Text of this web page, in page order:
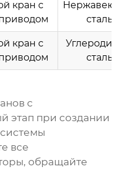
кран с
сталь
кран с
сталь
с
этап при создании
все
обращайте